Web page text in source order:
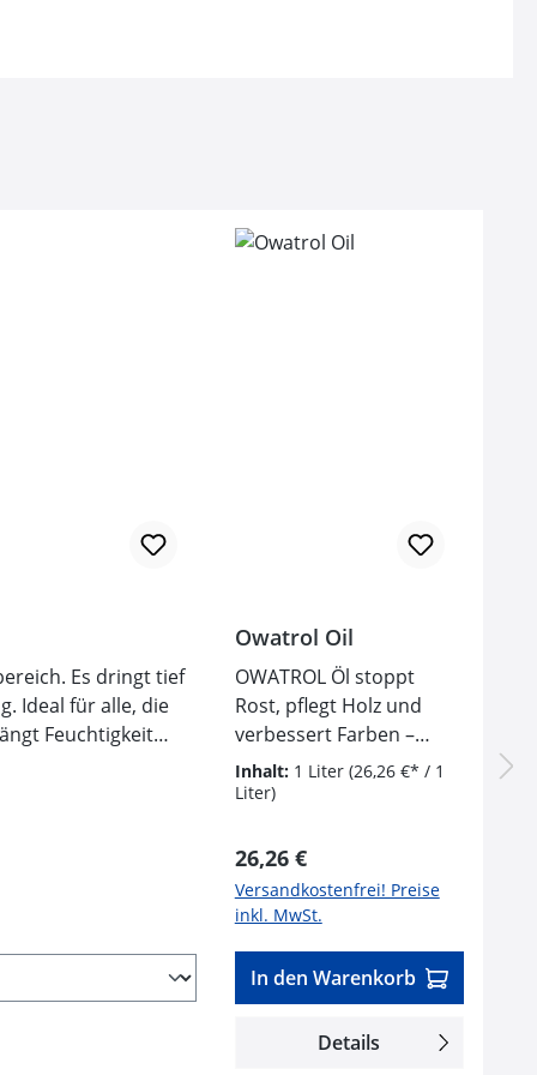
Ideal für alle, die
Owatrol Oil
OWATROL Öl stoppt
Rost, pflegt Holz und
verbessert Farben –
vielseitiger Schutz innen
& außen.Farbkonditionierer,
und
Holzimprägnierung
Optimiert
lösemittelhaltige
Lacke
Erhöht die Qualität
und Lebensdauer
Inhalt: 1 Liter (26,26 €* / 1
Liter)
Regulärer Preis:
26,26 €
Versandkostenfrei! Preise
inkl. MwSt.
In den Warenkorb
Details